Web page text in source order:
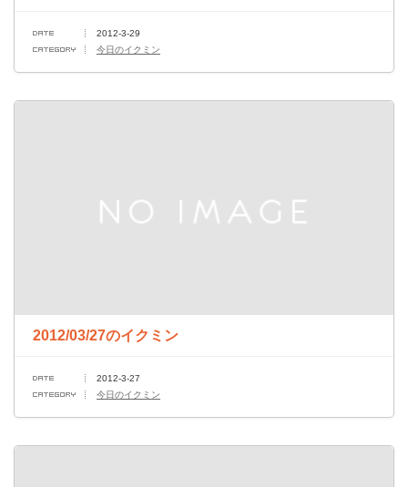
2012-3-29
今日のイクミン
2012/03/27のイクミン
2012-3-27
今日のイクミン